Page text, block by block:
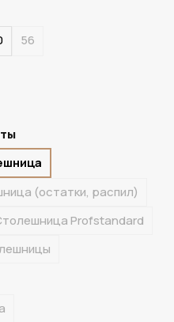
56
(остатки, распил)
Profstandard